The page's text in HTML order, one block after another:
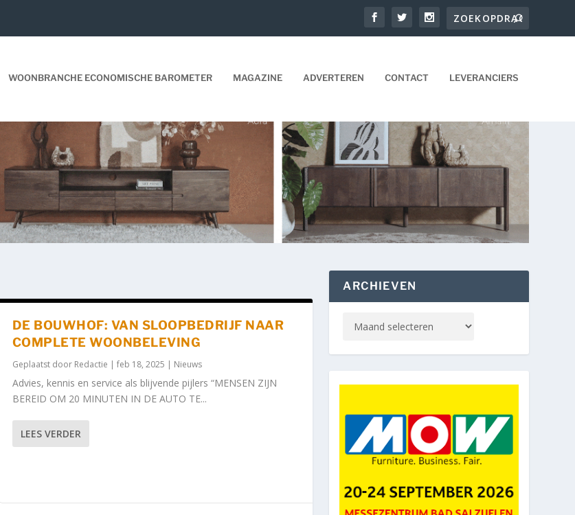
WOONBRANCHE ECONOMISCHE BAROMETER MAGAZINE ADVERTEREN CONTACT LEVERANCIERS
DE BOUWHOF: VAN SLOOPBEDRIJF NAAR
COMPLETE WOONBELEVING
Geplaatst door Redactie | feb 18, 2025 | Nieuws
Advies, kennis en service als blijvende pijlers “MENSEN ZIJN
BEREID OM 20 MINUTEN IN DE AUTO TE...
LEES VERDER
ARCHIEVEN